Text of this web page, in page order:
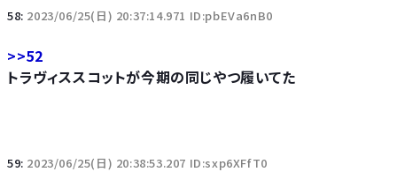
58: 2023/06/25(日) 20:37:14.971 ID:pbEVa6nB0
>>52
トラヴィススコットが今期の同じやつ履いてた
59: 2023/06/25(日) 20:38:53.207 ID:sxp6XFfT0